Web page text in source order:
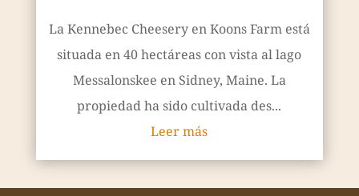
La Kennebec Cheesery en Koons Farm está
situada en 40 hectáreas con vista al lago
Messalonskee en Sidney, Maine. La
propiedad ha sido cultivada des...
Leer más